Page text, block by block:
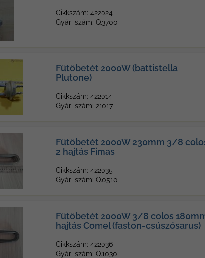
Cikkszám: 422024
Gyári szám: Q.3700
Fűtőbetét 2000W (battistella
Plutone)
Cikkszám: 422014
Gyári szám: 21017
Fűtőbetét 2000W 230mm 3/8
2 hajtás Fimas
Cikkszám: 422035
Gyári szám: Q.0510
Fűtőbetét 2000W 3/8 colos
hajtás Comel (faston-csúszósarus)
Cikkszám: 422036
Gyári szám: Q.1030